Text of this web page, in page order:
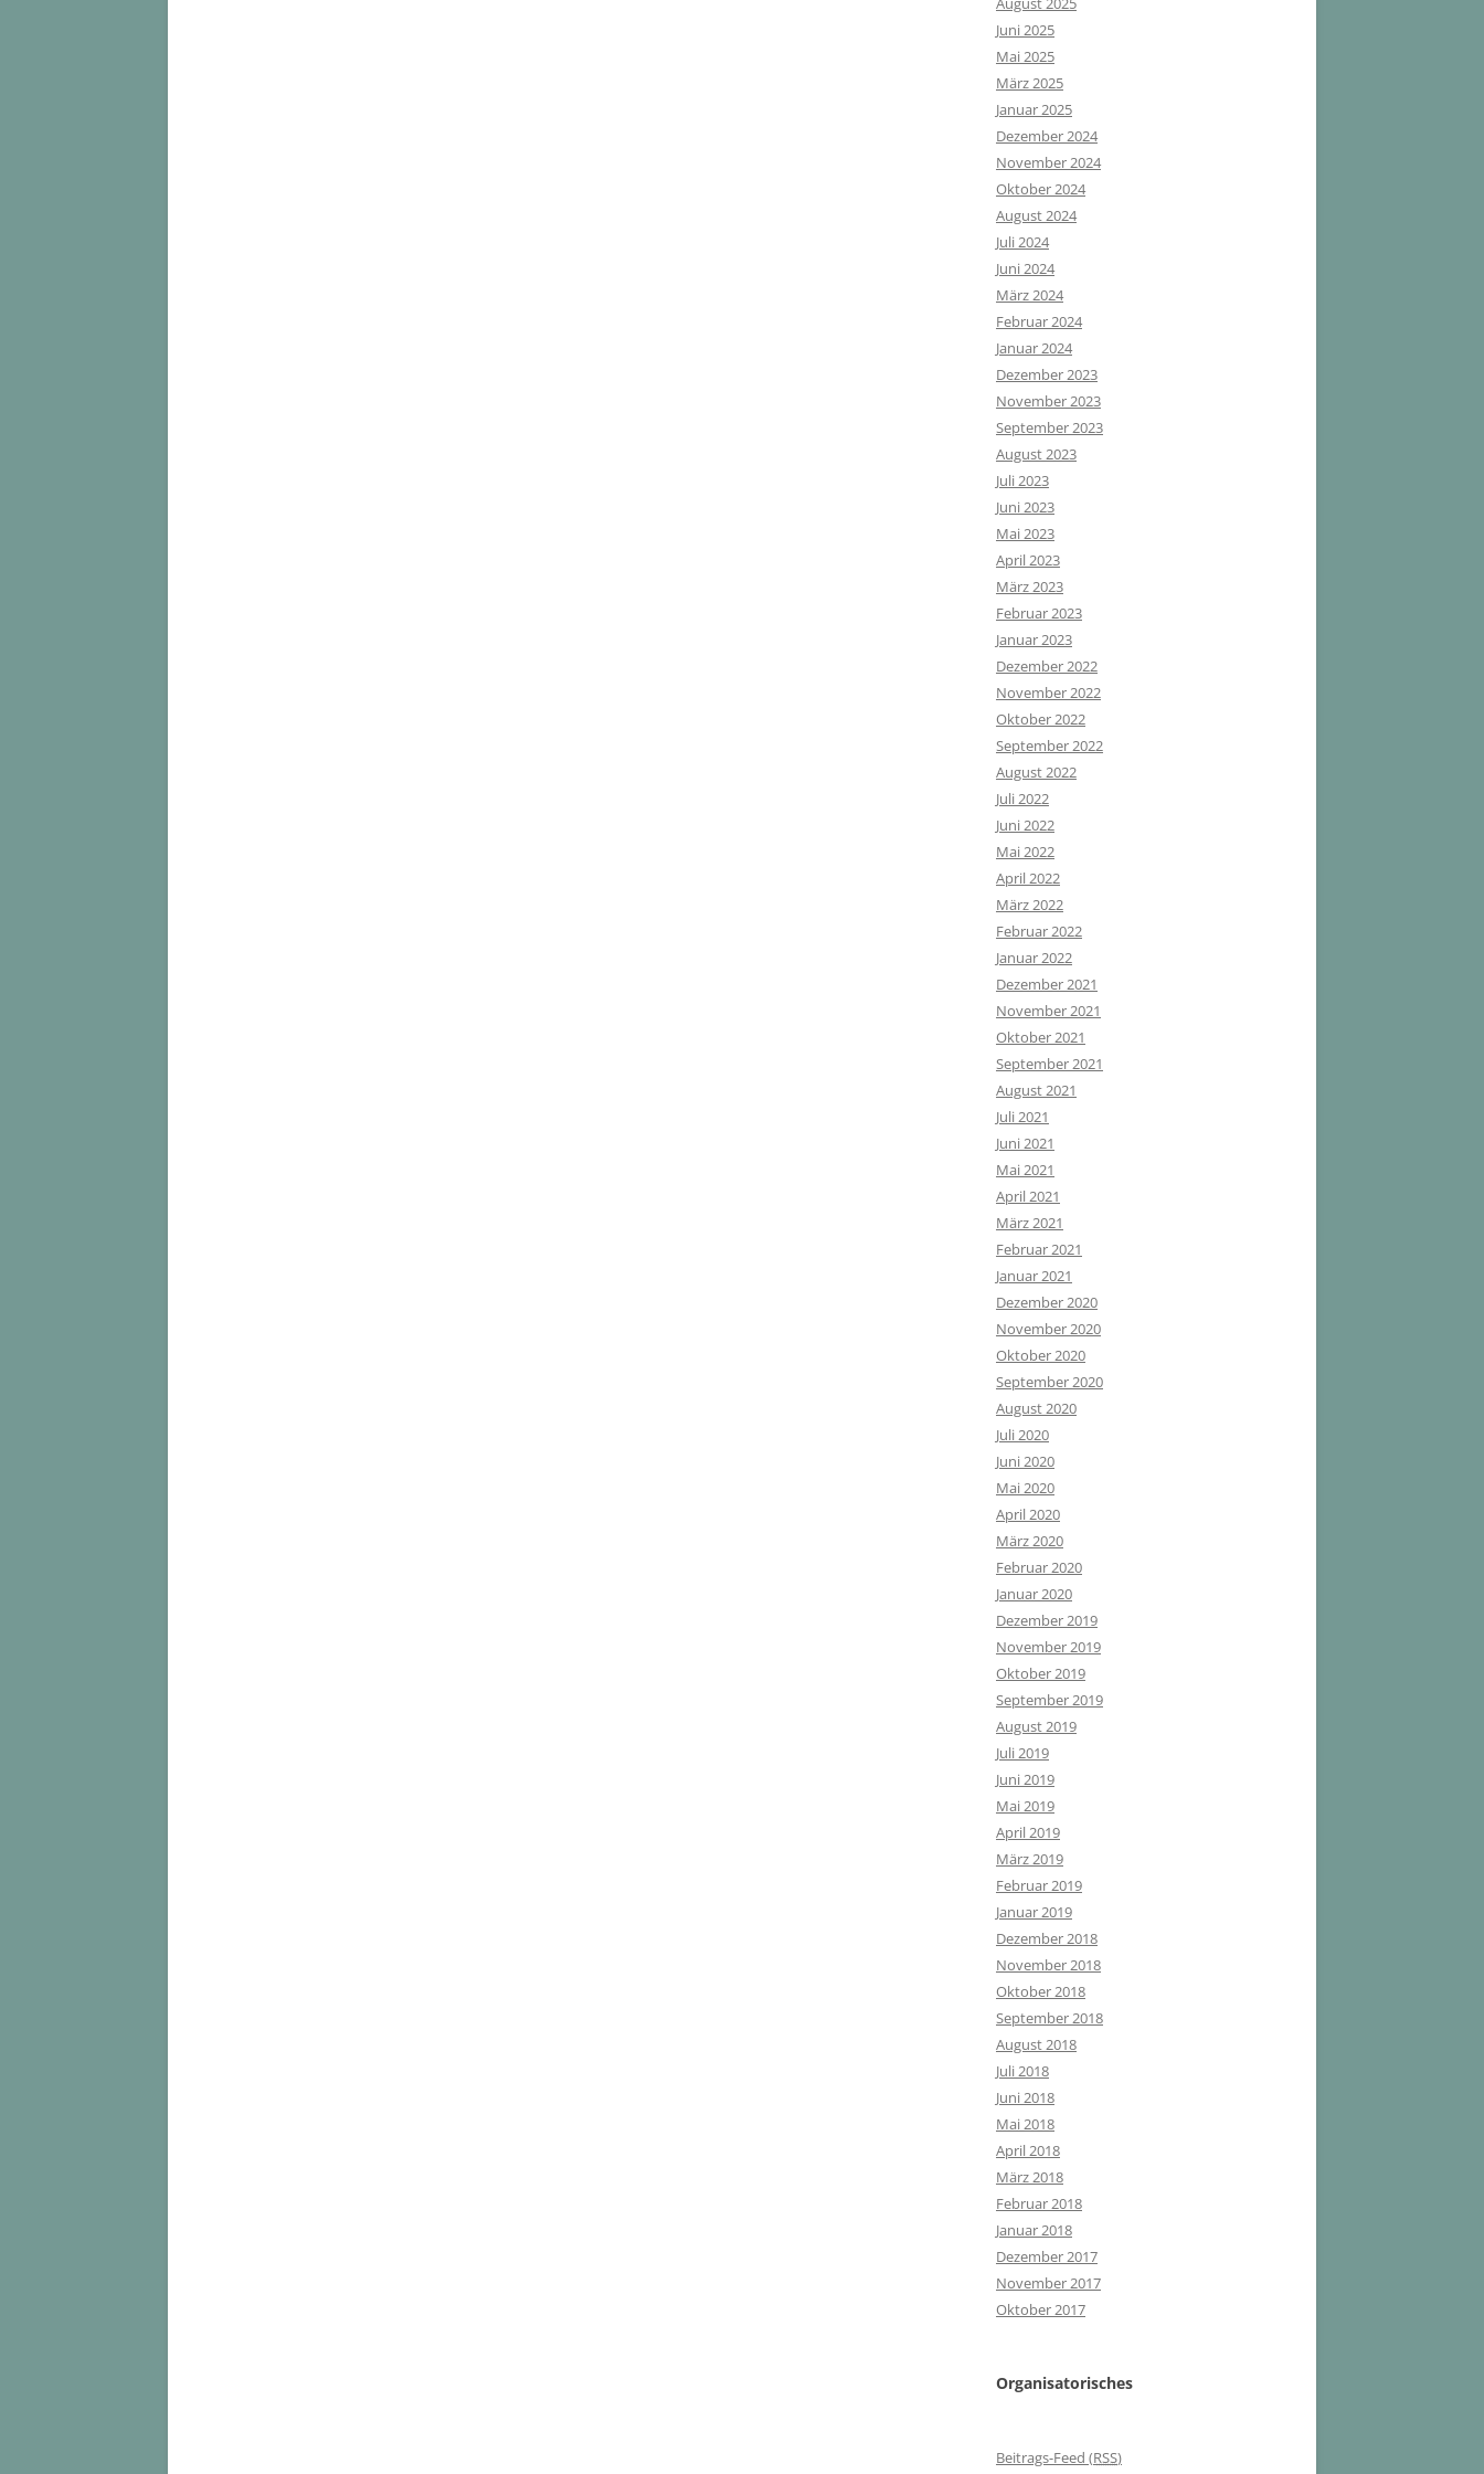
Juni 2025
Mai 2025
März 2025
Januar 2025
Dezember 2024
November 2024
Oktober 2024
August 2024
Juli 2024
Juni 2024
März 2024
Februar 2024
Januar 2024
Dezember 2023
November 2023
September 2023
August 2023
Juli 2023
Juni 2023
Mai 2023
April 2023
März 2023
Februar 2023
Januar 2023
Dezember 2022
November 2022
Oktober 2022
September 2022
August 2022
Juli 2022
Juni 2022
Mai 2022
April 2022
März 2022
Februar 2022
Januar 2022
Dezember 2021
November 2021
Oktober 2021
September 2021
August 2021
Juli 2021
Juni 2021
Mai 2021
April 2021
März 2021
Februar 2021
Januar 2021
Dezember 2020
November 2020
Oktober 2020
September 2020
August 2020
Juli 2020
Juni 2020
Mai 2020
April 2020
März 2020
Februar 2020
Januar 2020
Dezember 2019
November 2019
Oktober 2019
September 2019
August 2019
Juli 2019
Juni 2019
Mai 2019
April 2019
März 2019
Februar 2019
Januar 2019
Dezember 2018
November 2018
Oktober 2018
September 2018
August 2018
Juli 2018
Juni 2018
Mai 2018
April 2018
März 2018
Februar 2018
Januar 2018
Dezember 2017
November 2017
Oktober 2017
Organisatorisches
Beitrags-Feed (RSS)